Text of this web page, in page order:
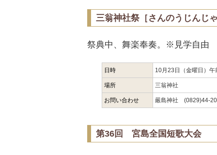
三翁神社祭［さんのうじんじ
祭典中、舞楽奉奏。※見学自由
日時 10月23日（金曜日）午
場所 三翁神社
お問い合わせ 嚴島神社 (0829)44-
第36回 宮島全国短歌大会